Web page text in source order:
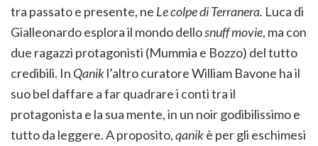
tra passato e presente, ne Le colpe di Terranera. Luca di
Gialleonardo esplora il mondo dellosnuff movie, ma con
due ragazzi protagonisti (Mummia e Bozzo) del tutto
credibili. In Qanikl’altro curatore William Bavone ha il
suo bel daffare a far quadrare i conti tra il
protagonista e la sua mente, in un noir godibilissimo e
tutto da leggere. A proposito,qanikè per gli eschimesi